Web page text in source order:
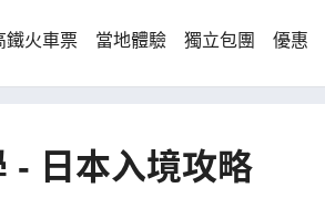
鐵火車票 當地體驗 獨立包團 優惠
日本入境攻略